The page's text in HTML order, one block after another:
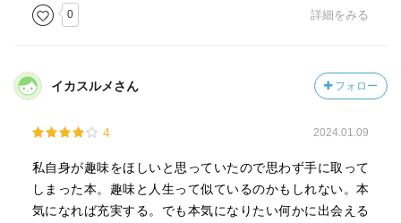
私は、完全に男性派。長く続けるなら、上達したいかも。
ミーハーに楽しむこともありますが、それは、1回限りで良
マラソンなんかも、ストイックに練習してましたから…。
文書書くのも、好きですが、何か目的欲しくなる…ライタ
に追われるのがしんどくなってやめとんですけどね。
リフォームもしんどいなぁ…これは仕事か。
最近の趣味は、読書。小説を読むをメインに。これは、い
つか小説を書きたいなぁと漠然と思っているからかな。
0 詳細をみる
イカスルメさん フォロー
4 2024.01.09
私自身が趣味をほしいと思っていたので思わず手に取って
しまった本。趣味と人生って似ているのかもしれない。本
気になれば充実する。でも本気になりたい何かに出会える